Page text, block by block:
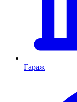
Гараж